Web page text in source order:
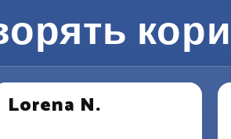
Lorena N.